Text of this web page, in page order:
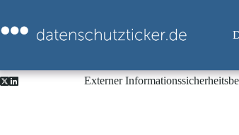
springen
Externer